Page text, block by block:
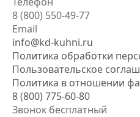
8 (800) 550-49-77
Email
info@kd-kuhni.ru
Политика обработки
Пользовательское
Политика в отношении
8 (800) 775-60-80
Звонок бесплатный